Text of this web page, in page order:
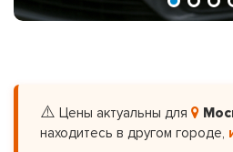
⚠️ Цены актуальны для
находитесь в другом городе,